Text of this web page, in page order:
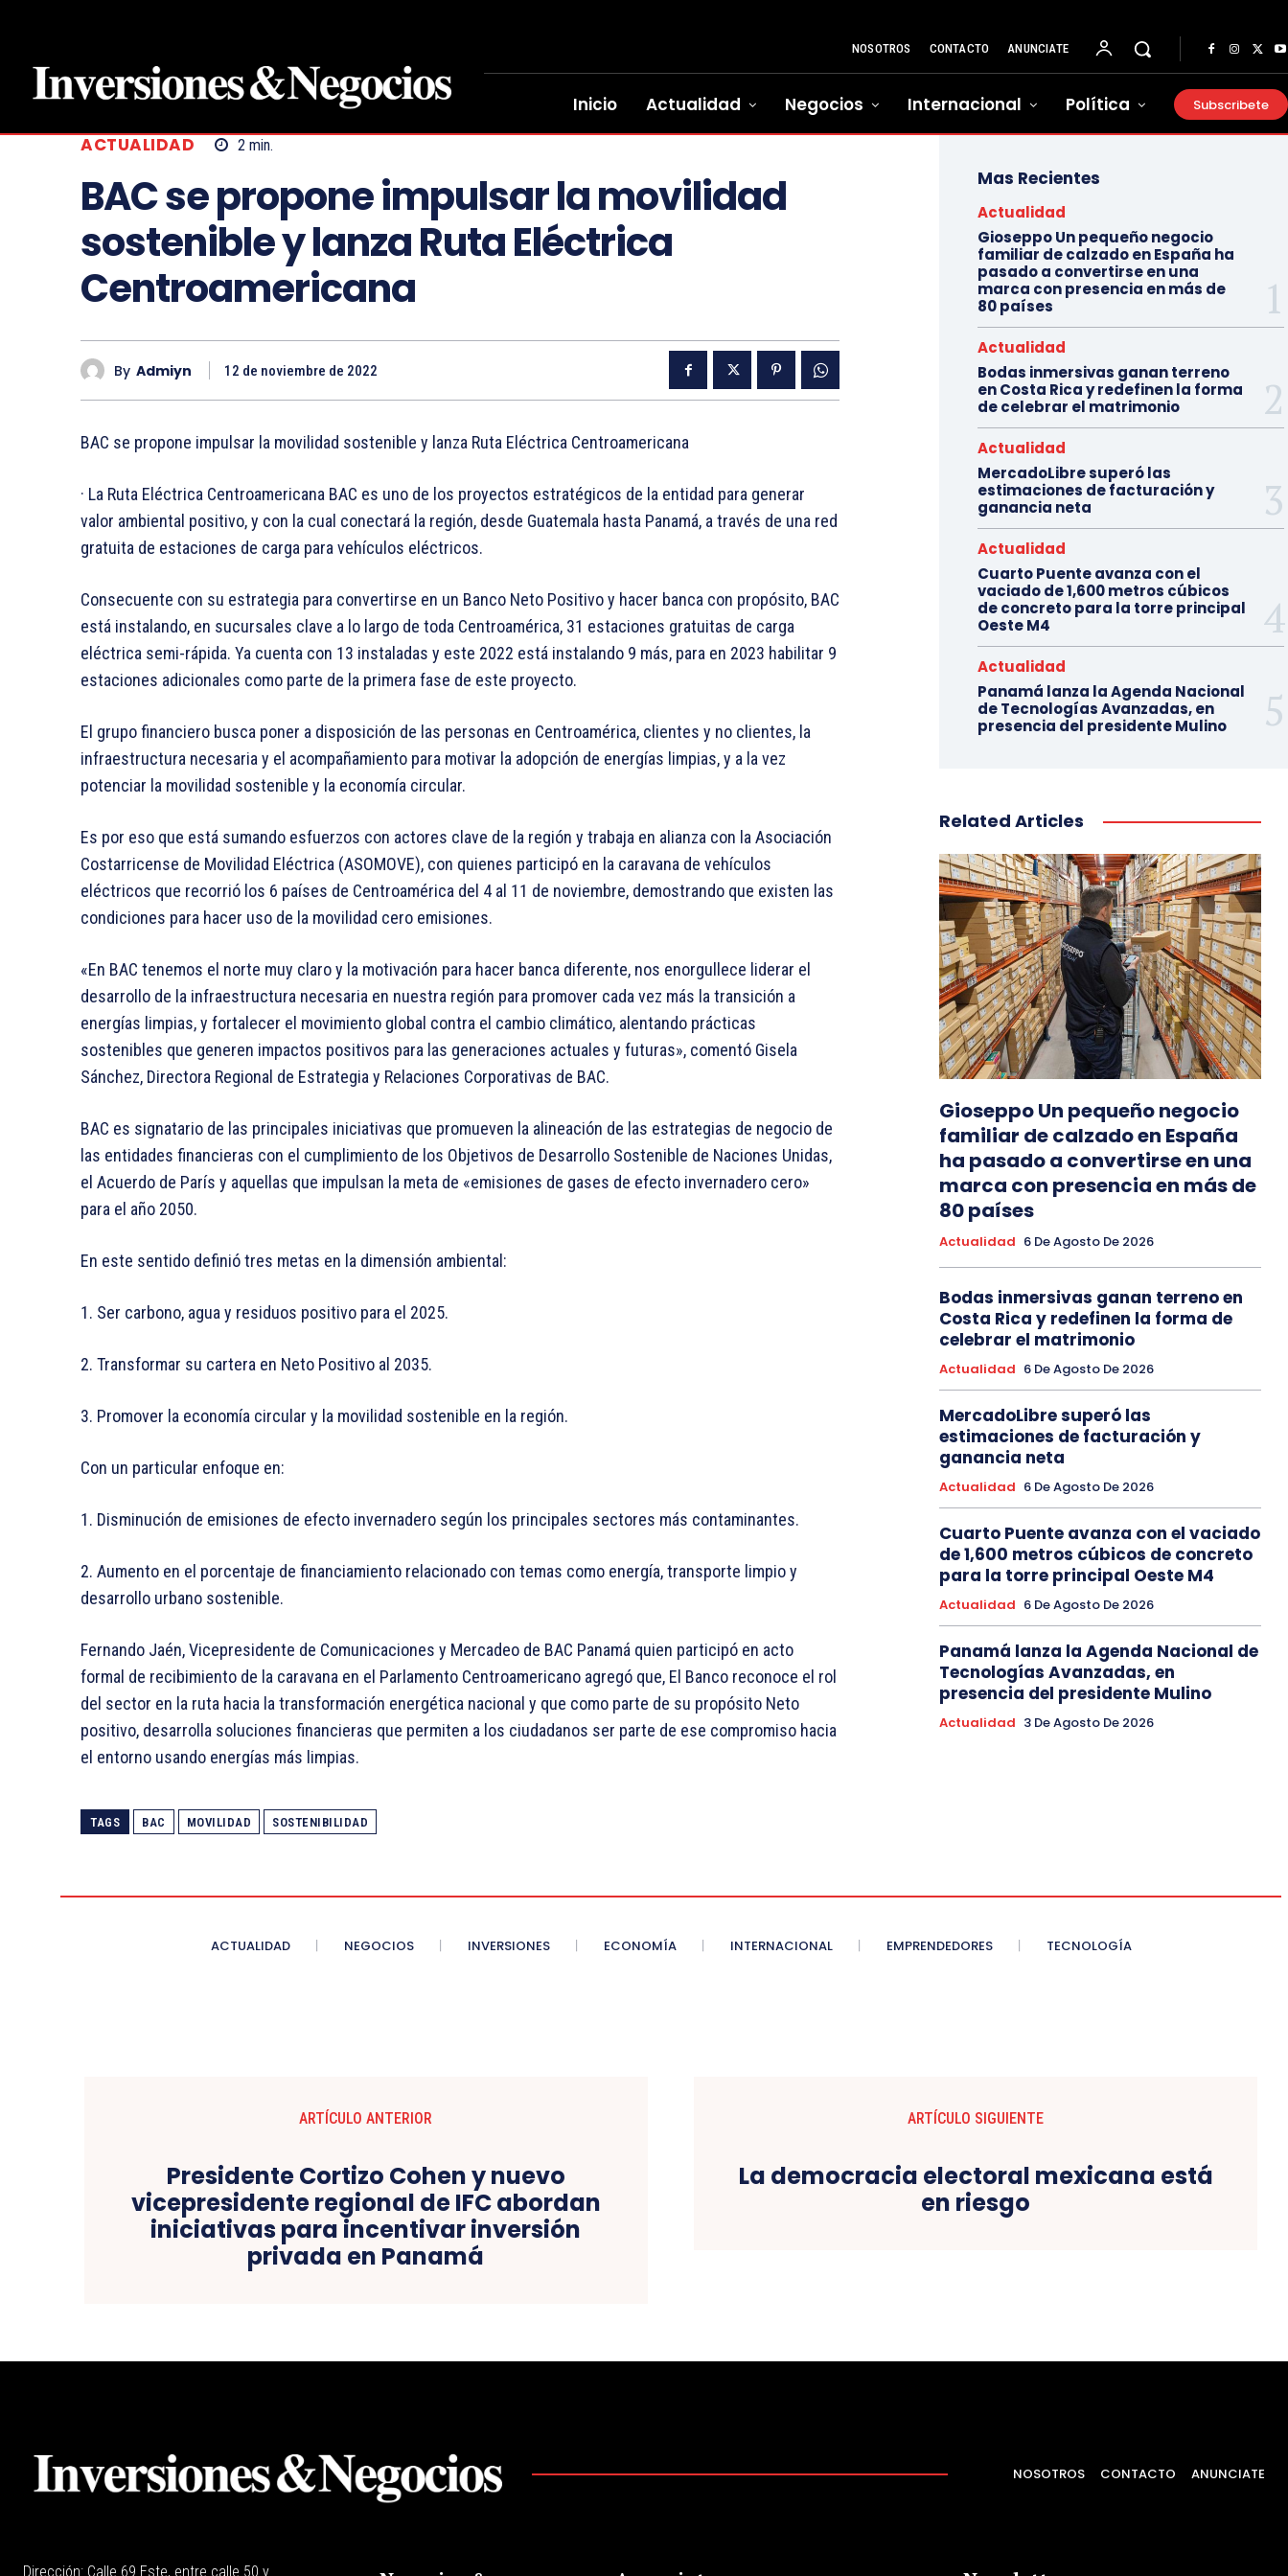
NOSOTROS CONTACTO ANUNCIATE
Inicio Actualidad Negocios Internacional Política Subscribete
ACTUALIDAD 2 min.
BAC se propone impulsar la movilidad
sostenible y lanza Ruta Eléctrica
Centroamericana
By Admiyn 12 de noviembre de 2022
BAC se propone impulsar la movilidad sostenible y lanza Ruta Eléctrica Centroamericana
· La Ruta Eléctrica Centroamericana BAC es uno de los proyectos estratégicos de la entidad para generar
valor ambiental positivo, y con la cual conectará la región, desde Guatemala hasta Panamá, a través de una red
gratuita de estaciones de carga para vehículos eléctricos.
Consecuente con su estrategia para convertirse en un Banco Neto Positivo y hacer banca con propósito, BAC
está instalando, en sucursales clave a lo largo de toda Centroamérica, 31 estaciones gratuitas de carga
eléctrica semi-rápida. Ya cuenta con 13 instaladas y este 2022 está instalando 9 más, para en 2023 habilitar 9
estaciones adicionales como parte de la primera fase de este proyecto.
El grupo financiero busca poner a disposición de las personas en Centroamérica, clientes y no clientes, la
infraestructura necesaria y el acompañamiento para motivar la adopción de energías limpias, y a la vez
potenciar la movilidad sostenible y la economía circular.
Es por eso que está sumando esfuerzos con actores clave de la región y trabaja en alianza con la Asociación
Costarricense de Movilidad Eléctrica (ASOMOVE), con quienes participó en la caravana de vehículos
eléctricos que recorrió los 6 países de Centroamérica del 4 al 11 de noviembre, demostrando que existen las
condiciones para hacer uso de la movilidad cero emisiones.
«En BAC tenemos el norte muy claro y la motivación para hacer banca diferente, nos enorgullece liderar el
desarrollo de la infraestructura necesaria en nuestra región para promover cada vez más la transición a
energías limpias, y fortalecer el movimiento global contra el cambio climático, alentando prácticas
sostenibles que generen impactos positivos para las generaciones actuales y futuras», comentó Gisela
Sánchez, Directora Regional de Estrategia y Relaciones Corporativas de BAC.
BAC es signatario de las principales iniciativas que promueven la alineación de las estrategias de negocio de
las entidades financieras con el cumplimiento de los Objetivos de Desarrollo Sostenible de Naciones Unidas,
el Acuerdo de París y aquellas que impulsan la meta de «emisiones de gases de efecto invernadero cero»
para el año 2050.
En este sentido definió tres metas en la dimensión ambiental:
1. Ser carbono, agua y residuos positivo para el 2025.
2. Transformar su cartera en Neto Positivo al 2035.
3. Promover la economía circular y la movilidad sostenible en la región.
Con un particular enfoque en:
1. Disminución de emisiones de efecto invernadero según los principales sectores más contaminantes.
2. Aumento en el porcentaje de financiamiento relacionado con temas como energía, transporte limpio y
desarrollo urbano sostenible.
Fernando Jaén, Vicepresidente de Comunicaciones y Mercadeo de BAC Panamá quien participó en acto
formal de recibimiento de la caravana en el Parlamento Centroamericano agregó que, El Banco reconoce el rol
del sector en la ruta hacia la transformación energética nacional y que como parte de su propósito Neto
positivo, desarrolla soluciones financieras que permiten a los ciudadanos ser parte de ese compromiso hacia
el entorno usando energías más limpias.
TAGS BAC MOVILIDAD SOSTENIBILIDAD
Mas Recientes
Actualidad
Gioseppo Un pequeño negocio
familiar de calzado en España ha
pasado a convertirse en una
marca con presencia en más de
80 países
Actualidad
Bodas inmersivas ganan terreno
en Costa Rica y redefinen la forma
de celebrar el matrimonio
Actualidad
MercadoLibre superó las
estimaciones de facturación y
ganancia neta
Actualidad
Cuarto Puente avanza con el
vaciado de 1,600 metros cúbicos
de concreto para la torre principal
Oeste M4
Actualidad
Panamá lanza la Agenda Nacional
de Tecnologías Avanzadas, en
presencia del presidente Mulino
Related Articles
Gioseppo Un pequeño negocio
familiar de calzado en España
ha pasado a convertirse en una
marca con presencia en más de
80 países
Actualidad 6 De Agosto De 2026
Bodas inmersivas ganan terreno en
Costa Rica y redefinen la forma de
celebrar el matrimonio
Actualidad 6 De Agosto De 2026
MercadoLibre superó las
estimaciones de facturación y
ganancia neta
Actualidad 6 De Agosto De 2026
Cuarto Puente avanza con el vaciado
de 1,600 metros cúbicos de concreto
para la torre principal Oeste M4
Actualidad 6 De Agosto De 2026
Panamá lanza la Agenda Nacional de
Tecnologías Avanzadas, en
presencia del presidente Mulino
Actualidad 3 De Agosto De 2026
ACTUALIDAD NEGOCIOS INVERSIONES ECONOMÍA INTERNACIONAL EMPRENDEDORES TECNOLOGÍA
ARTÍCULO ANTERIOR
Presidente Cortizo Cohen y nuevo
vicepresidente regional de IFC abordan
iniciativas para incentivar inversión
privada en Panamá
ARTÍCULO SIGUIENTE
La democracia electoral mexicana está
en riesgo
NOSOTROS CONTACTO ANUNCIATE
Dirección: Calle 69 Este, entre calle 50 y